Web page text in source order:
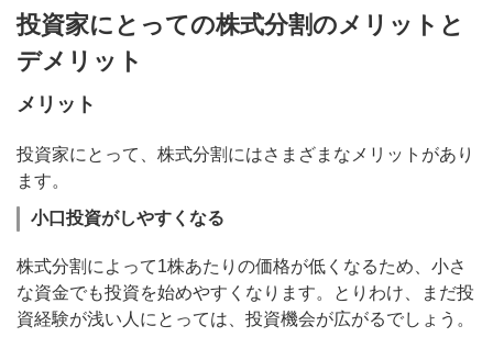
投資家にとっての株式分割のメリットと
デメリット
メリット
投資家にとって、株式分割にはさまざまなメリットがあり
ます。
小口投資がしやすくなる
株式分割によって1株あたりの価格が低くなるため、小さ
な資金でも投資を始めやすくなります。とりわけ、まだ投
資経験が浅い人にとっては、投資機会が広がるでしょう。